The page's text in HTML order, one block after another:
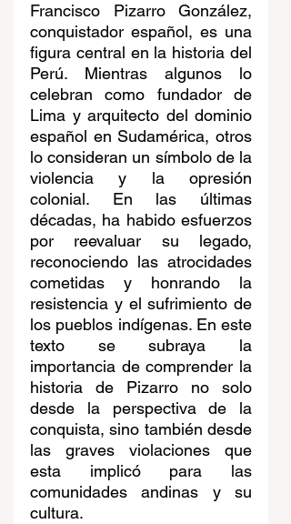
Francisco Pizarro González,
conquistador español, es una
figura central en la historia del
Perú. Mientras algunos lo
celebran como fundador de
Lima y arquitecto del dominio
español en Sudamérica, otros
lo consideran un símbolo de la
violencia y la opresión
colonial. En las últimas
décadas, ha habido esfuerzos
por reevaluar su legado,
reconociendo las atrocidades
cometidas y honrando la
resistencia y el sufrimiento de
los pueblos indígenas. En este
texto se subraya la
importancia de comprender la
historia de Pizarro no solo
desde la perspectiva de la
conquista, sino también desde
las graves violaciones que
esta implicó para las
comunidades andinas y su
cultura.